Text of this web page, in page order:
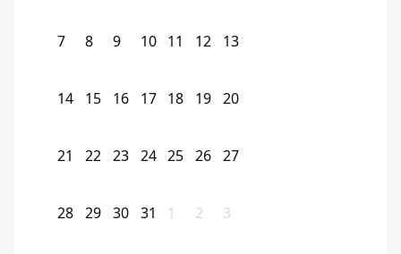
7 8 9 10 11 12 13
14 15 16 17 18 19 20
21 22 23 24 25 26 27
28 29 30 31 1 2 3